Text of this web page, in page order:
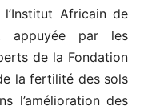
Africain de
appuyée par les
de la Fondation
la fertilité des sols
l’amélioration des